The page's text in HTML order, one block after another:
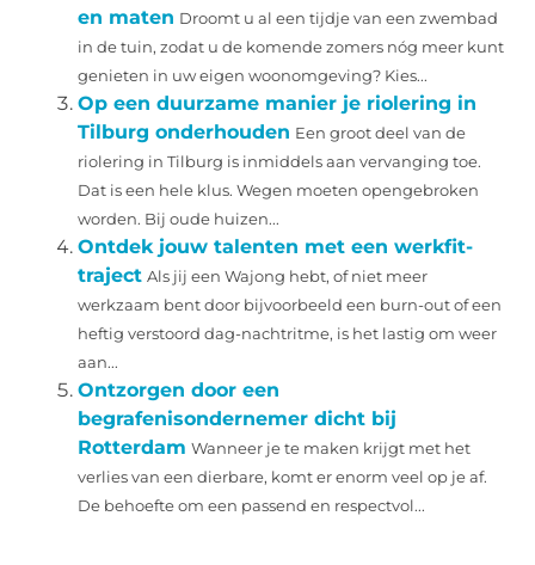
en maten Droomt u al een tijdje van een zwembad
in de tuin, zodat u de komende zomers nóg meer kunt
genieten in uw eigen woonomgeving? Kies...
Op een duurzame manier je riolering in
Tilburg onderhouden Een groot deel van de
riolering in Tilburg is inmiddels aan vervanging toe.
Dat is een hele klus. Wegen moeten opengebroken
worden. Bij oude huizen...
Ontdek jouw talenten met een werkfit-
traject Als jij een Wajong hebt, of niet meer
werkzaam bent door bijvoorbeeld een burn-out of een
heftig verstoord dag-nachtritme, is het lastig om weer
aan...
Ontzorgen door een
begrafenisondernemer dicht bij
Rotterdam Wanneer je te maken krijgt met het
verlies van een dierbare, komt er enorm veel op je af.
De behoefte om een passend en respectvol...